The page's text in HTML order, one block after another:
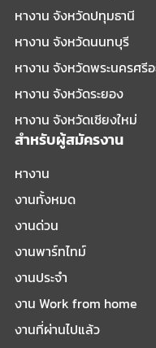
หางาน จังหวัดปทุมธานี
หางาน จังหวัดนนทบุรี
หางาน จังหวัดพระนครศรี
หางาน จังหวัดระยอง
หางาน จังหวัดเชียงใหม่
สำหรับผู้สมัครงาน
หางาน
งานทั้งหมด
งานด่วน
งานพาร์ทไทม์
งานประจำ
งาน Work from home
งานที่ผ่านไปแล้ว